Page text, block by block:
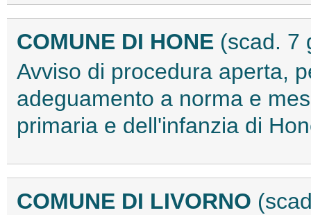
COMUNE DI HONE (scad. 7
Avviso di procedura aperta,
adeguamento a norma e
primaria e dell'infanzia di
COMUNE DI LIVORNO